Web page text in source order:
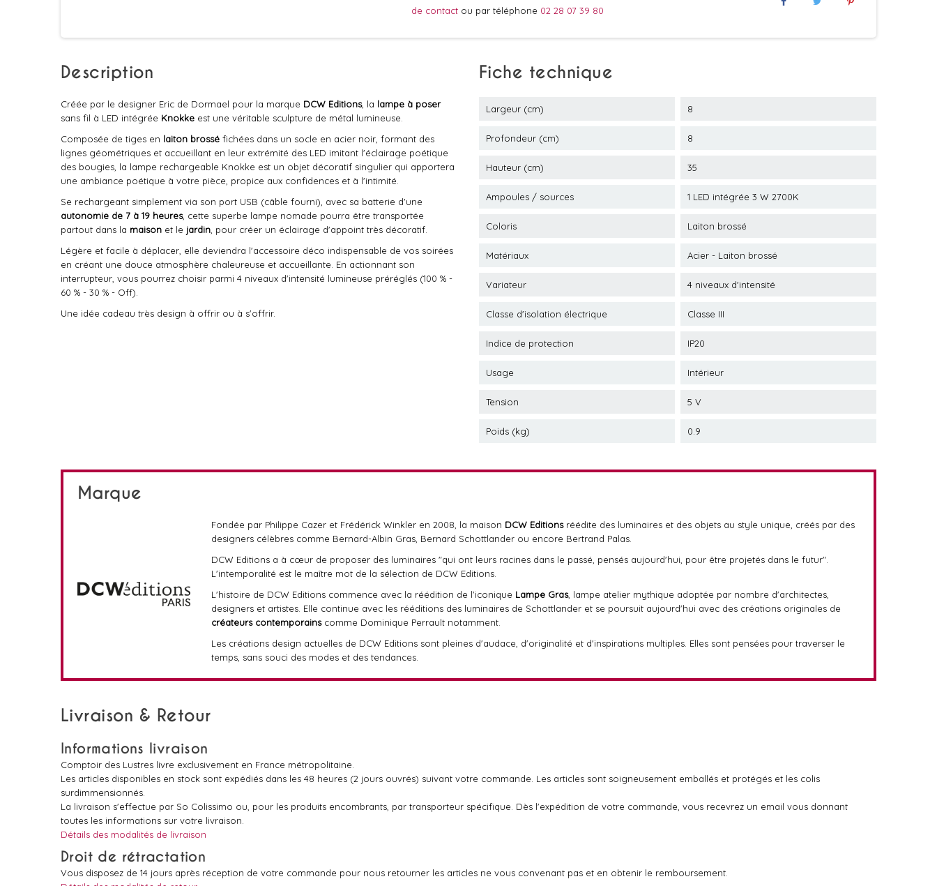
de contact ou par téléphone 02 28 07 39 80
Description
Créée par le designer Eric de Dormael pour la marque DCW Editions, la lampe à poser
sans fil à LED intégrée Knokke est une véritable sculpture de métal lumineuse.
Composée de tiges en laiton brossé fichées dans un socle en acier noir, formant des
lignes géométriques et accueillant en leur extrémité des LED imitant l'éclairage poétique
des bougies, la lampe rechargeable Knokke est un objet décoratif singulier qui apportera
une ambiance poétique à votre pièce, propice aux confidences et à l'intimité.
Se rechargeant simplement via son port USB (câble fourni), avec sa batterie d'une
autonomie de 7 à 19 heures, cette superbe lampe nomade pourra être transportée
partout dans la maison et le jardin , pour créer un éclairage d'appoint très décoratif.
Légère et facile à déplacer, elle deviendra l'accessoire déco indispensable de vos soirées
en créant une douce atmosphère chaleureuse et accueillante. En actionnant son
interrupteur, vous pourrez choisir parmi 4 niveaux d'intensité lumineuse préréglés (100 % -
60 % - 30 % - Off).
Une idée cadeau très design à offrir ou à s'offrir.
Fiche technique
Largeur (cm) 8
Profondeur (cm) 8
Hauteur (cm) 35
Ampoules / sources 1 LED intégrée 3 W 2700K
Coloris Laiton brossé
Matériaux Acier - Laiton brossé
Variateur 4 niveaux d'intensité
Classe d'isolation électrique Classe III
Indice de protection IP20
Usage Intérieur
Tension 5 V
Poids (kg) 0.9
Marque
Fondée par Philippe Cazer et Frédérick Winkler en 2008, la maison DCW Editionsréédite des luminaires et des objets au style unique, créés par des
designers célèbres comme Bernard-Albin Gras, Bernard Schottlander ou encore Bertrand Palas.
DCW Editions a à cœur de proposer des luminaires "qui ont leurs racines dans le passé, pensés aujourd'hui, pour être projetés dans le futur".
L'intemporalité est le maître mot de la sélection de DCW Editions.
L'histoire de DCW Editions commence avec la réédition de l'iconique Lampe Gras, lampe atelier mythique adoptée par nombre d'architectes,
designers et artistes. Elle continue avec les rééditions des luminaires de Schottlander et se poursuit aujourd'hui avec des créations originales de
créateurs contemporainscomme Dominique Perrault notamment.
Les créations design actuelles de DCW Editions sont pleines d'audace, d'originalité et d'inspirations multiples. Elles sont pensées pour traverser le
temps, sans souci des modes et des tendances.
Livraison & Retour
Informations livraison
Comptoir des Lustres livre exclusivement en France métropolitaine.
Les articles disponibles en stock sont expédiés dans les 48 heures (2 jours ouvrés) suivant votre commande. Les articles sont soigneusement emballés et protégés et les colis
surdimmensionnés.
La livraison s'effectue par So Colissimo ou, pour les produits encombrants, par transporteur spécifique. Dès l'expédition de votre commande, vous recevrez un email vous donnant
toutes les informations sur votre livraison.
Détails des modalités de livraison
Droit de rétractation
Vous disposez de 14 jours après réception de votre commande pour nous retourner les articles ne vous convenant pas et en obtenir le remboursement.